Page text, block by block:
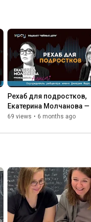
Рехаб для подростков,
Екатерина Молчанова —
подкаст «Чейные дети»
69 views • 6 months ago